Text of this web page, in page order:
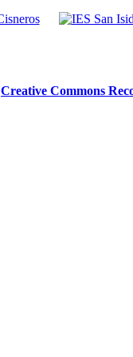
Creative Commons